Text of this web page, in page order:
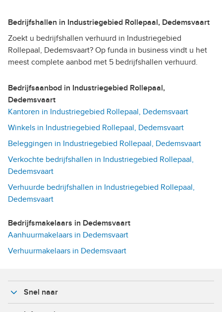
Bedrijfshallen in Industriegebied Rollepaal, Dedemsvaart
Zoekt u bedrijfshallen verhuurd in Industriegebied
Rollepaal, Dedemsvaart? Op funda in business vindt u het
meest complete aanbod met 5 bedrijfshallen verhuurd.
Bedrijfsaanbod in Industriegebied Rollepaal,
Dedemsvaart
Kantoren in Industriegebied Rollepaal, Dedemsvaart
Winkels in Industriegebied Rollepaal, Dedemsvaart
Beleggingen in Industriegebied Rollepaal, Dedemsvaart
Verkochte bedrijfshallen in Industriegebied Rollepaal,
Dedemsvaart
Verhuurde bedrijfshallen in Industriegebied Rollepaal,
Dedemsvaart
Bedrijfsmakelaars in Dedemsvaart
Aanhuurmakelaars in Dedemsvaart
Verhuurmakelaars in Dedemsvaart
Snel naar